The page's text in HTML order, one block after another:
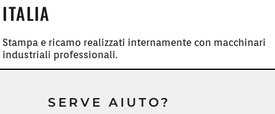
ITALIA
Stampa e ricamo realizzati internamente con macchinari
industriali professionali.
SERVE AIUTO?